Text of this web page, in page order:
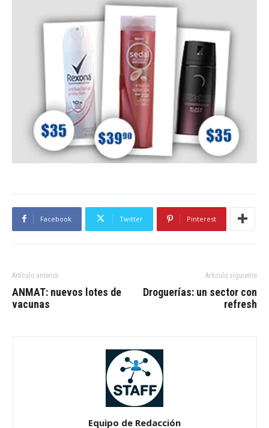
Facebook Twitter Pinterest
Artículo anterior
ANMAT: nuevos lotes de
vacunas
Artículo siguiente
Droguerías: un sector con
refresh
Equipo de Redacción